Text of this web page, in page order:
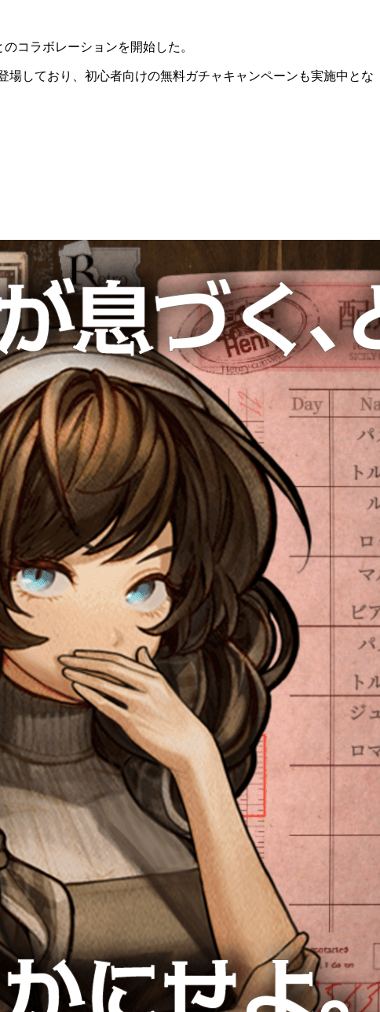
コラボレーションを開始した。
しており、初心者向けの無料ガチャキャンペーンも実施中とな